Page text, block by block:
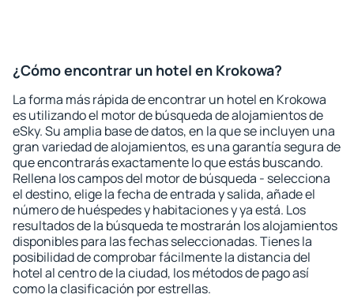
¿Cómo encontrar un hotel en Krokowa?
La forma más rápida de encontrar un hotel en Krokowa
es utilizando el motor de búsqueda de alojamientos de
eSky. Su amplia base de datos, en la que se incluyen una
gran variedad de alojamientos, es una garantía segura de
que encontrarás exactamente lo que estás buscando.
Rellena los campos del motor de búsqueda - selecciona
el destino, elige la fecha de entrada y salida, añade el
número de huéspedes y habitaciones y ya está. Los
resultados de la búsqueda te mostrarán los alojamientos
disponibles para las fechas seleccionadas. Tienes la
posibilidad de comprobar fácilmente la distancia del
hotel al centro de la ciudad, los métodos de pago así
como la clasificación por estrellas.